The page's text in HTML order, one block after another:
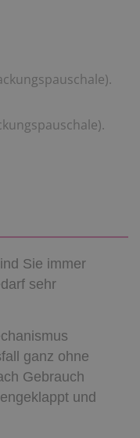
Sie immer
sehr
ganz ohne
Gebrauch
und